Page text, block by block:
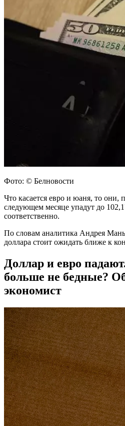
Фото: © Белновости
Что касается евро и юаня, то они,
следующем месяце упадут до
соответственно.
По словам аналитика Андрея
доллара стоит ожидать ближе к
Доллар и евро
больше не бедные?
экономист